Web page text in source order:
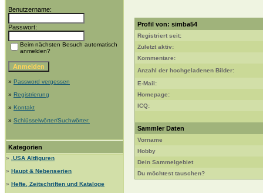
Benutzername:
Passwort:
Beim nächsten Besuch automatisch
anmelden?
» Password vergessen
» Registrierung
» Kontakt
» Schlüsselwörter/Suchwörter:
Kategorien
»
.USA Altfiguren
» Haupt & Nebenserien
» Hefte, Zeitschriften und Kataloge
Profil von: simba54
Registriert seit:
Zuletzt aktiv:
Kommentare:
Anzahl der hochgeladenen Bilder:
E-Mail:
Homepage:
ICQ:
Sammler Daten
Vorname
Hobby
Dein Sammelgebiet
Du möchtest tauschen?